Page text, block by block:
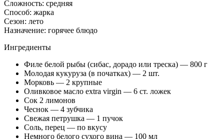
Сложность: средняя
Способ: жарка
Сезон: лето
Назначение: горячее блюдо
Ингредиенты
Филе белой рыбы (сибас, дорадо или треска) — 800 г
Молодая кукуруза (в початках) — 2 шт.
Морковь — 2 крупные
Оливковое масло extra virgin — 6 ст. ложек
Сок 2 лимонов
Чеснок — 4 зубчика
Свежая петрушка — 1 пучок
Соль, перец — по вкусу
Немного белого сухого вина — 100 мл